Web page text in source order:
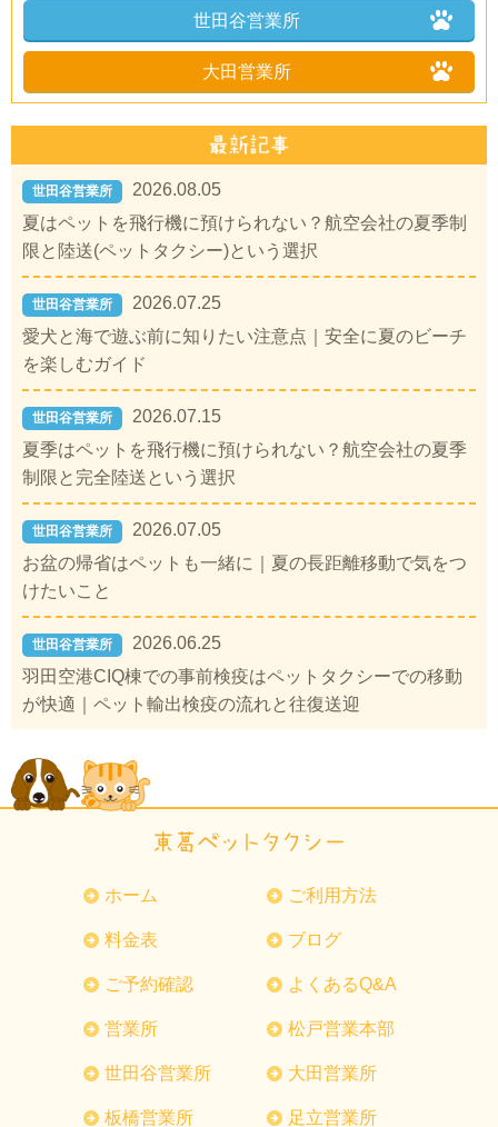
世田谷営業所
大田営業所
世田谷営業所
2026.08.05
夏はペットを飛行機に預けられない？航空会社の夏季制
限と陸送(ペットタクシー)という選択
世田谷営業所
2026.07.25
愛犬と海で遊ぶ前に知りたい注意点｜安全に夏のビーチ
を楽しむガイド
世田谷営業所
2026.07.15
夏季はペットを飛行機に預けられない？航空会社の夏季
制限と完全陸送という選択
世田谷営業所
2026.07.05
お盆の帰省はペットも一緒に｜夏の長距離移動で気をつ
けたいこと
世田谷営業所
2026.06.25
羽田空港CIQ棟での事前検疫はペットタクシーでの移動
が快適｜ペット輸出検疫の流れと往復送迎
ホーム ご利用方法
料金表 ブログ
ご予約確認 よくあるQ&A
営業所 松戸営業本部
世田谷営業所 大田営業所
板橋営業所 足立営業所